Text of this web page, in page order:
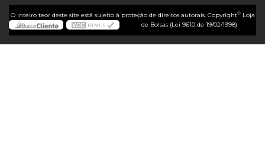
O inteiro teor deste site está sujeito à proteção de direitos autorais. Copyright©Loja
de Bolsas (Lei 9610 de 19/02/1998)